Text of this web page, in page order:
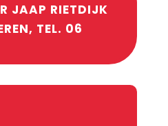
JAAP RIETDIJK
TEL. 06